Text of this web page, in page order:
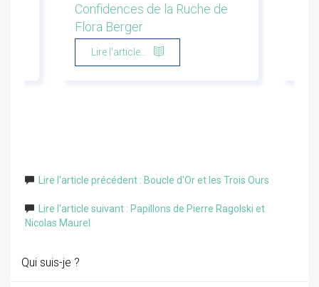
Confidences de la Ruche de
Flora Berger
Lire l'article...
Lire l'article précédent : Boucle d'Or et les Trois Ours
Lire l'article suivant : Papillons de Pierre Ragolski et
Nicolas Maurel
Qui suis-je ?